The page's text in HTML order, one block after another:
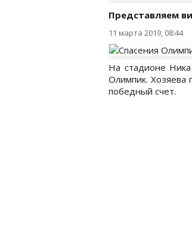
Представляем
11 марта 2019, 08:44
На стадионе
Олимпик. Хозяева
победный счет.